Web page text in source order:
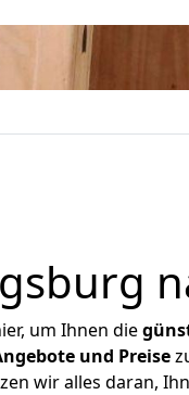
um Ihnen die
und Preise
wir alles daran,